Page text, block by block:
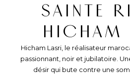
SAINTE
HICHAM
Hicham Lasri, le réalisateur
passionnant, noir et jubilatoire.
désir qui bute contre une